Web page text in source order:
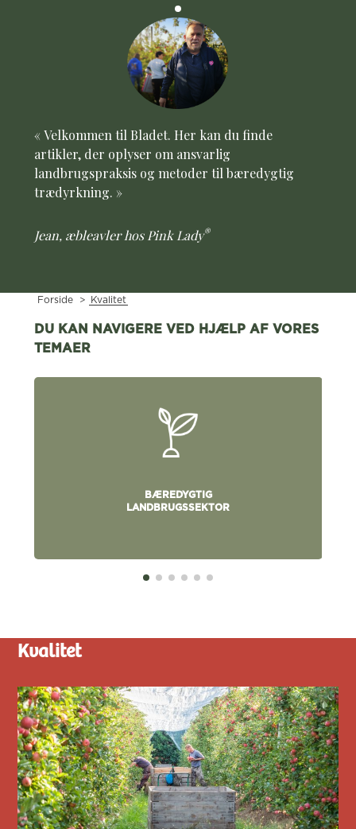
« Velkommen til Bladet. Her kan du finde
artikler, der oplyser om ansvarlig
landbrugspraksis og metoder til bæredygtig
trædyrkning. »
Jean, æbleavler hos Pink Lady®
Forside > Kvalitet
DU KAN NAVIGERE VED HJÆLP AF VORES
TEMAER
BÆREDYGTIG
LANDBRUGSSEKTOR
Kvalitet